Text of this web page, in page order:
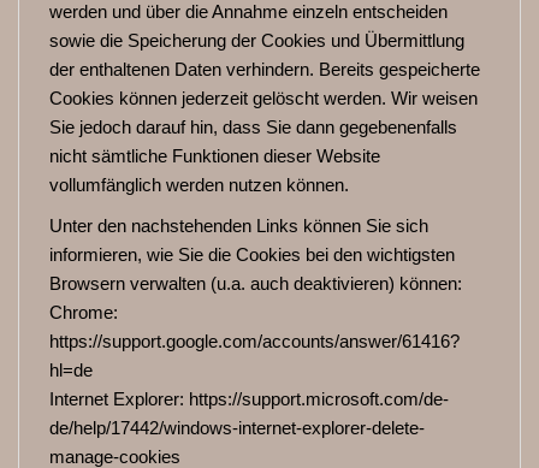
werden und über die Annahme einzeln entscheiden
sowie die Speicherung der Cookies und Übermittlung
der enthaltenen Daten verhindern. Bereits gespeicherte
Cookies können jederzeit gelöscht werden. Wir weisen
Sie jedoch darauf hin, dass Sie dann gegebenenfalls
nicht sämtliche Funktionen dieser Website
vollumfänglich werden nutzen können.
Unter den nachstehenden Links können Sie sich
informieren, wie Sie die Cookies bei den wichtigsten
Browsern verwalten (u.a. auch deaktivieren) können:
Chrome:
https://support.google.com/accounts/answer/61416?
hl=de
Internet Explorer: https://support.microsoft.com/de-
de/help/17442/windows-internet-explorer-delete-
manage-cookies